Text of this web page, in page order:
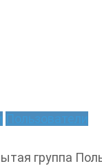
Пользователи
группа